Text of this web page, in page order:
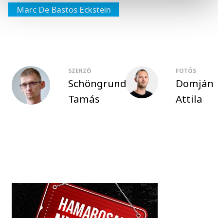
Marc De Bastos Eckstein
SZERZŐ
Schöngrundtner
Tamás
FOTÓS
Domján
Attila